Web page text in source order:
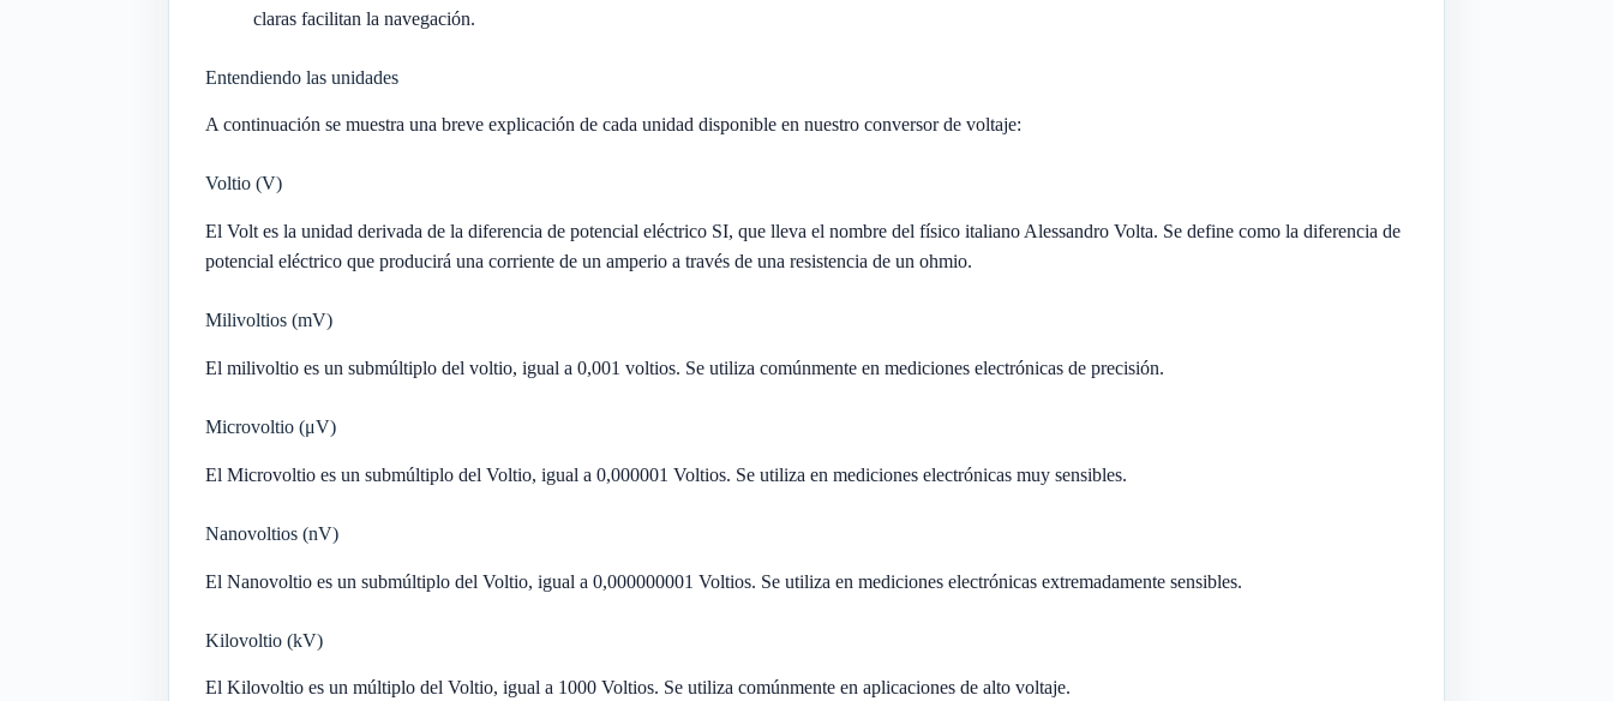
claras facilitan la navegación.
Entendiendo las unidades
A continuación se muestra una breve explicación de cada unidad disponible en nuestro conversor de voltaje:
Voltio (V)
El Volt es la unidad derivada de la diferencia de potencial eléctrico SI, que lleva el nombre del físico italiano Alessandro Volta. Se define como la diferencia de
potencial eléctrico que producirá una corriente de un amperio a través de una resistencia de un ohmio.
Milivoltios (mV)
El milivoltio es un submúltiplo del voltio, igual a 0,001 voltios. Se utiliza comúnmente en mediciones electrónicas de precisión.
Microvoltio (μV)
El Microvoltio es un submúltiplo del Voltio, igual a 0,000001 Voltios. Se utiliza en mediciones electrónicas muy sensibles.
Nanovoltios (nV)
El Nanovoltio es un submúltiplo del Voltio, igual a 0,000000001 Voltios. Se utiliza en mediciones electrónicas extremadamente sensibles.
Kilovoltio (kV)
El Kilovoltio es un múltiplo del Voltio, igual a 1000 Voltios. Se utiliza comúnmente en aplicaciones de alto voltaje.